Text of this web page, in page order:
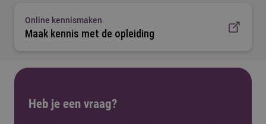
Online kennismaken
Maak kennis met de opleiding
Heb je een vraag?